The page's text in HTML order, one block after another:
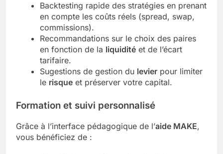
Backtesting rapide des stratégies en prenant
en compte les coûts réels (spread, swap,
commissions).
Recommandations sur le choix des paires
en fonction de la liquidité et de l’écart
tarifaire.
Sugestions de gestion du levier pour limiter
le risque et préserver votre capital.
Formation et suivi personnalisé
Grâce à l’interface pédagogique de l’aide MAKE,
vous bénéficiez de :